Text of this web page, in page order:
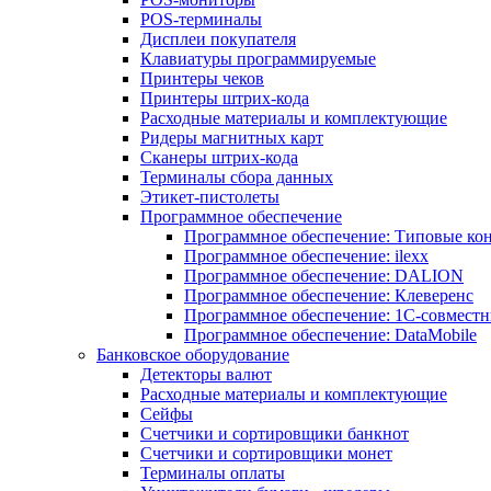
POS-терминалы
Дисплеи покупателя
Клавиатуры программируемые
Принтеры чеков
Принтеры штрих-кода
Расходные материалы и комплектующие
Ридеры магнитных карт
Сканеры штрих-кода
Терминалы сбора данных
Этикет-пистолеты
Программное обеспечение
Программное обеспечение: Типовые
Программное обеспечение: ilexx
Программное обеспечение: DALION
Программное обеспечение: Клеверенс
Программное обеспечение: 1С-
Программное обеспечение: DataMobile
Банковское оборудование
Детекторы валют
Расходные материалы и комплектующие
Сейфы
Счетчики и сортировщики банкнот
Счетчики и сортировщики монет
Терминалы оплаты